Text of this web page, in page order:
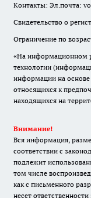
Контакты: Эл.почта:
Свидетельство о
Ограничение по
«На информационном
технологии
информации на основе
относящихся к
находящихся на
Внимание!
Вся информация,
соответствии с
подлежит
том числе
как с письменного
несет